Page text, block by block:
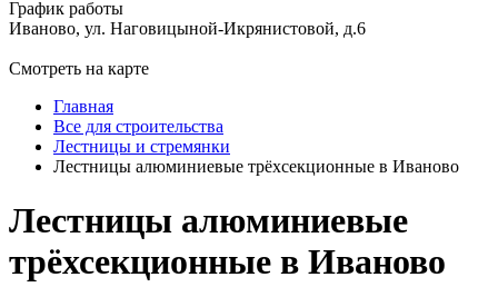
График работы
Иваново, ул. Наговицыной-Икрянистовой, д.6
Смотреть на карте
Главная
Все для строительства
Лестницы и стремянки
Лестницы алюминиевые трёхсекционные в Иваново
Лестницы алюминиевые
трёхсекционные в Иваново